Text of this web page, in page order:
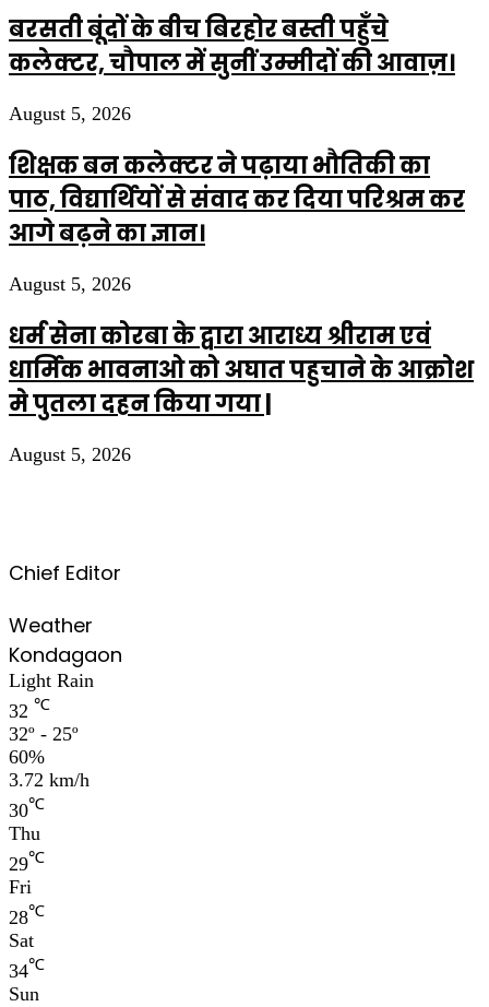
बरसती बूंदों के बीच बिरहोर बस्ती पहुँचे
कलेक्टर, चौपाल में सुनीं उम्मीदों की आवाज़।
August 5, 2026
शिक्षक बन कलेक्टर ने पढ़ाया भौतिकी का
पाठ, विद्यार्थियों से संवाद कर दिया परिश्रम कर
आगे बढ़ने का ज्ञान।
August 5, 2026
धर्म सेना कोरबा के द्वारा आराध्य श्रीराम एवं
धार्मिक भावनाओ को अघात पहुचाने के आक्रोश
मे पुतला दहन किया गया |
August 5, 2026
Chief Editor
Weather
Kondagaon
Light Rain
32 ℃
32º - 25º
60%
3.72 km/h
30℃
Thu
29℃
Fri
28℃
Sat
34℃
Sun